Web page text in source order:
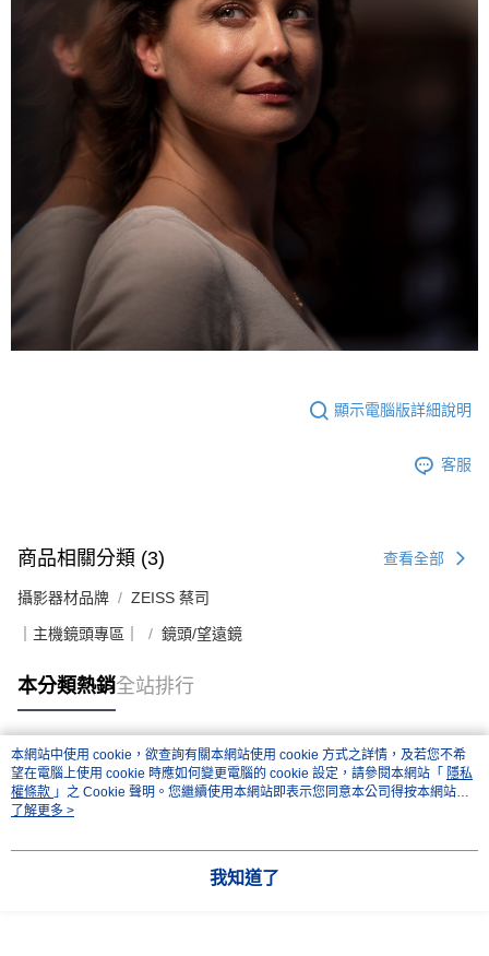
顯示電腦版詳細說明
客服
商品相關分類 (3) 查看全部
攝影器材品牌 ZEISS 蔡司
｜主機鏡頭專區｜ 鏡頭/望遠鏡
本分類熱銷全站排行
熱門標籤
本網站中使用 cookie，欲查詢有關本網站使用 cookie 方式之詳情，及若您不希
望在電腦上使用 cookie 時應如何變更電腦的 cookie 設定，請參閱本網站「 隱私
權條款 」之 Cookie 聲明。您繼續使用本網站即表示您同意本公司得按本網站使
用條款之 Cookie 聲明使用 cookie。
了解更多 >
我知道了